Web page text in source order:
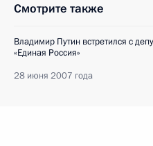
Смотрите также
Владимир Путин встретился с
«Единая Россия»
28 июня 2007 года